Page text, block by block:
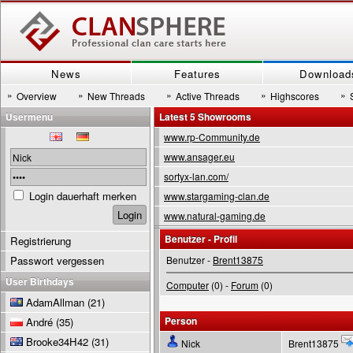
News Features
» Overview » New Threads » Active Threads » Highscores »
Latest 5 Showrooms
www.rp-Community.de
www.ansager.eu
sortyx-lan.com/
www.stargaming-clan.de
www.natural-gaming.de
Benutzer - Profil
Benutzer - Brent13875
Computer (0) - Forum (0)
Person
Nick
Brent13875
Usermenu
Login dauerhaft merken
Registrierung
Passwort vergessen
User Birthdays
AdamAllman (21)
André (35)
Brooke34H42 (31)